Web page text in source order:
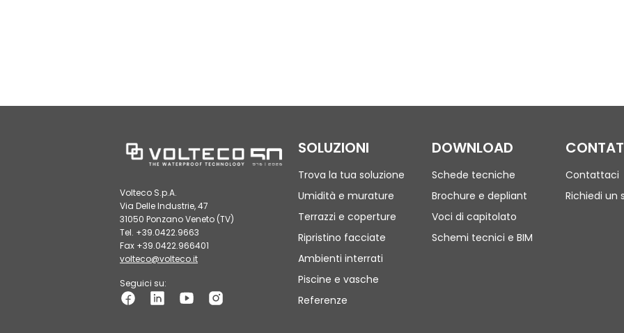
Volteco S.p.A.
Via Delle Industrie, 47
31050 Ponzano Veneto (TV)
Tel. +39.0422.9663
Fax +39.0422.966401
volteco@volteco.it
Seguici su:
SOLUZIONI
Trova la tua soluzione
Umidità e murature
Terrazzi e coperture
Ripristino facciate
Ambienti interrati
Piscine e vasche
Referenze
DOWNLOAD
Schede tecniche
Brochure e depliant
Voci di capitolato
Schemi tecnici e BIM
Contattaci
Richiedi un